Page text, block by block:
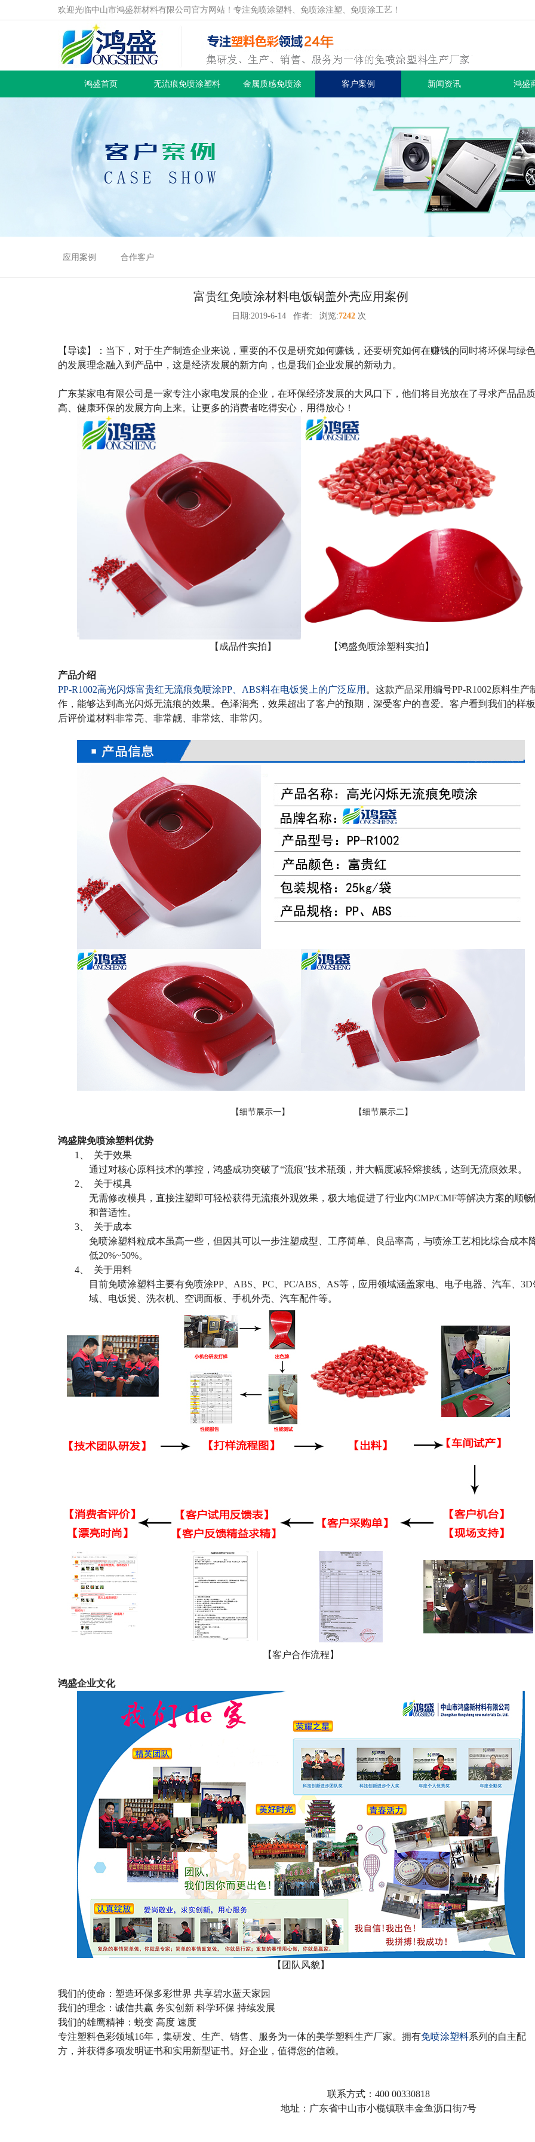
欢迎光临中山市鸿盛新材料有限公司官方网站！专注免喷涂塑料、免喷涂注塑、免喷涂工艺！
鸿盛首页 无流痕免喷涂塑料 金属质感免喷涂 客户案例 新闻资讯 鸿盛
应用案例 合作客户
富贵红免喷涂材料电饭锅盖外壳应用案例
日期:2019-6-14 作者: 浏览:7242次
【导读】：当下，对于生产制造企业来说，重要的不仅是研究如何赚钱，还要研究如何在赚钱的同时将环保与绿色
的发展理念融入到产品中，这是经济发展的新方向，也是我们企业发展的新动力。
广东某家电有限公司是一家专注小家电发展的企业，在环保经济发展的大风口下，他们将目光放在了寻求产品品质
高、健康环保的发展方向上来。让更多的消费者吃得安心，用得放心！
【成品件实拍】 【鸿盛免喷涂塑料实拍】
产品介绍
PP-R1002高光闪烁富贵红无流痕免喷涂PP ABS料在电饭煲上的广泛应用 。这款产品采用编号PP-R1002原料生产
作，能够达到高光闪烁无流痕的效果。色泽润亮，效果超出了客户的预期，深受客户的喜爱。客户看到我们的样板
后评价道材料非常亮、非常靓、非常炫、非常闪。
【细节展示一】 【细节展示二】
鸿盛牌免喷涂塑料优势
1、 关于效果
通过对核心原料技术的掌控，鸿盛成功突破了“流痕”技术瓶颈，并大幅度减轻熔接线，达到无流痕效果。
2、 关于模具
无需修改模具，直接注塑即可轻松获得无流痕外观效果，极大地促进了行业内CMP/CMF等解决方案的顺畅
和普适性。
3、 关于成本
免喷涂塑料粒成本虽高一些，但因其可以一步注塑成型、工序简单、良品率高，与喷涂工艺相比综合成本
低20%~50%。
4、 关于用料
目前免喷涂塑料主要有免喷涂PP ABS PC PC/ABS AS等，应用领域涵盖家电、电子电器、汽车、 3D
域、电饭煲、洗衣机、空调面板、手机外壳、汽车配件等。
【客户合作流程】
鸿盛企业文化
【团队风貌】
我们的使命：塑造环保多彩世界 共享碧水蓝天家园
我们的理念：诚信共赢 务实创新 科学环保 持续发展
我们的雄鹰精神：蜕变 高度 速度
专注塑料色彩领域16年，集研发、生产、销售、服务为一体的美学塑料生产厂家。拥有免喷涂塑料系列的自主配
方，并获得多项发明证书和实用新型证书。好企业，值得您的信赖。
联系方式： 400 00330818
地址：广东省中山市小榄镇联丰金鱼沥口街7号